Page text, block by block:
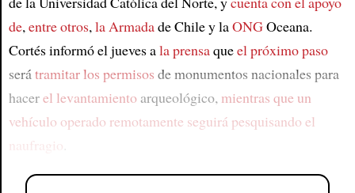
de,entre otros,la Armadade Chile y laONGOceana.
Cortés informó el jueves ala prensaqueel próximo paso
serátramitar los permisos de monumentos nacionales para
hacerel levantamientoarqueológico, mientras que un
vehículo operado remotamente seguirá pesquisando el
naufragio